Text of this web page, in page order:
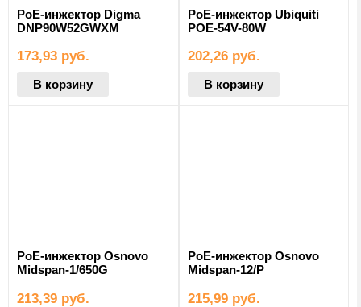
PoE-инжектор Digma
DNP90W52GWXM
173,93 руб.
В корзину
PoE-инжектор Ubiquiti
POE-54V-80W
202,26 руб.
В корзину
PoE-инжектор Osnovo
Midspan-1/650G
213,39 руб.
PoE-инжектор Osnovo
Midspan-12/P
215,99 руб.